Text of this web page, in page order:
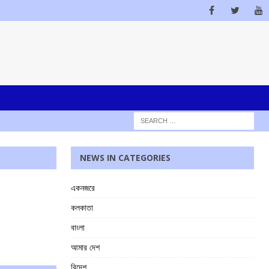
NEWS IN CATEGORIES
একনজরে
কলকাতা
বাংলা
আমার দেশ